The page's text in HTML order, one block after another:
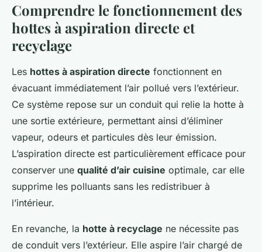
Comprendre le fonctionnement des
hottes à aspiration directe et
recyclage
Les hottes à aspiration directe fonctionnent en
évacuant immédiatement l’air pollué vers l’extérieur.
Ce système repose sur un conduit qui relie la hotte à
une sortie extérieure, permettant ainsi d’éliminer
vapeur, odeurs et particules dès leur émission.
L’aspiration directe est particulièrement efficace pour
conserver une qualité d’air cuisine optimale, car elle
supprime les polluants sans les redistribuer à
l’intérieur.
En revanche, la hotte à recyclage ne nécessite pas
de conduit vers l’extérieur. Elle aspire l’air chargé de